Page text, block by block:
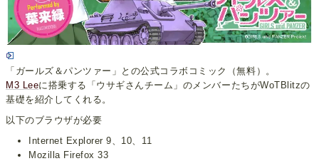
「ガールズ＆パンツァー」との公式コラボコミック（無料）。
M3 Leeに搭乗する「ウサギさんチーム」のメンバーたちがWoTBlitzの
基礎を紹介してくれる。
以下のブラウザが必要
Internet Explorer 9、10、11
Mozilla Firefox 33